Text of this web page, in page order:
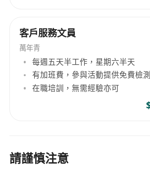
客戶服務文員
萬年青
每週五天半工作，星期六半天
有加班費，參與活動提供免費檢測
在職培訓，無需經驗亦可
請謹慎注意